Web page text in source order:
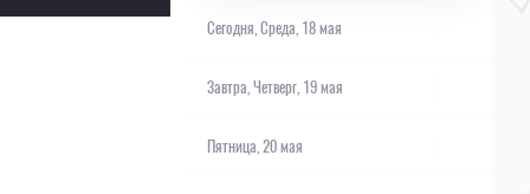
Сегодня, Среда, 18 мая
Завтра, Четверг, 19 мая
Пятница, 20 мая